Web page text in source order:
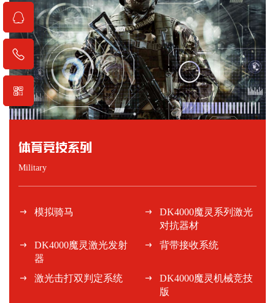
体育竞技系列
Military
模拟骑马
DK4000魔灵系列激光
对抗器材
DK4000魔灵激光发射
器
背带接收系统
激光击打双判定系统
DK4000魔灵机械竞技
版